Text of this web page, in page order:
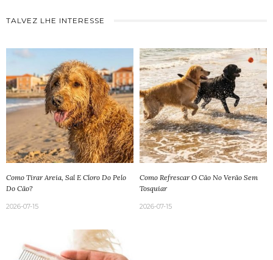
TALVEZ LHE INTERESSE
Como Tirar Areia, Sal E Cloro Do Pelo
Do Cão?
2026-07-15
Como Refrescar O Cão No Verão Sem
Tosquiar
2026-07-15